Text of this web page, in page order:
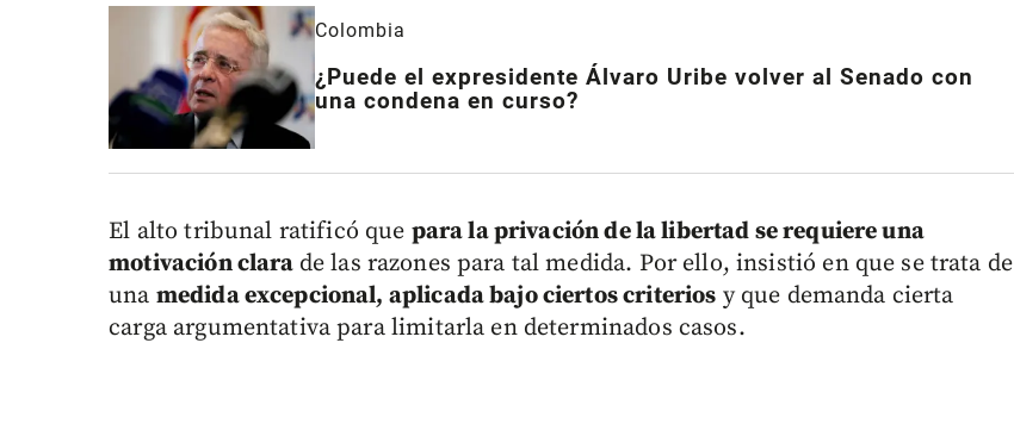
Colombia
¿Puede el expresidente Álvaro Uribe volver al Senado con
una condena en curso?
El alto tribunal ratificó que para la privación de la libertad se requiere una
motivación clara de las razones para tal medida. Por ello, insistió en que se trata de
una medida excepcional, aplicada bajo ciertos criterios y que demanda cierta
carga argumentativa para limitarla en determinados casos.